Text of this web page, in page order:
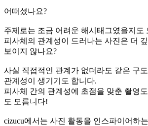
어떠셨나요?
주제로는 조금 어려운 해시태그였을지도
피사체의 관계성이 드러나는 사진은 더
보이지 않나요?
사실 직접적인 관계가 없더라도 같은 구
관계성이 생기기도 합니다.
피사체 간의 관계성에 초점을 맞춘 촬영
도 모릅니다!
cizucu에서는 사진 활동을 인스파이어하